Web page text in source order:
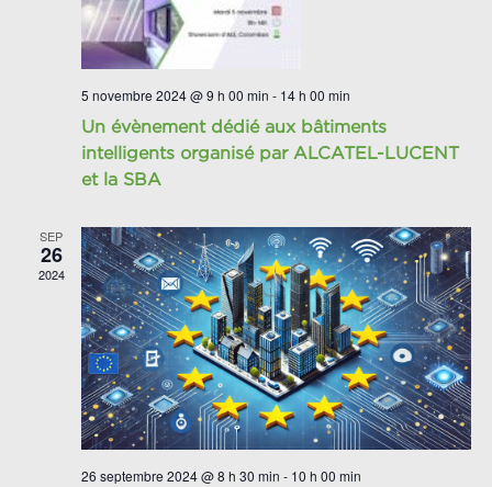
5 novembre 2024 @ 9 h 00 min - 14 h 00 min
Un évènement dédié aux bâtiments
intelligents organisé par ALCATEL-LUCENT
et la SBA
SEP
26
2024
26 septembre 2024 @ 8 h 30 min - 10 h 00 min